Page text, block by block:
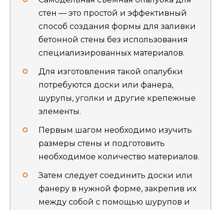
стен — это простой и эффективный
способ создания формы для заливки
бетонной стены без использования
специализированных материалов.
Для изготовления такой опалубки
потребуются доски или фанера,
шурупы, уголки и другие крепежные
элементы.
Первым шагом необходимо изучить
размеры стены и подготовить
необходимое количество материалов.
Затем следует соединить доски или
фанеру в нужной форме, закрепив их
между собой с помощью шурупов и